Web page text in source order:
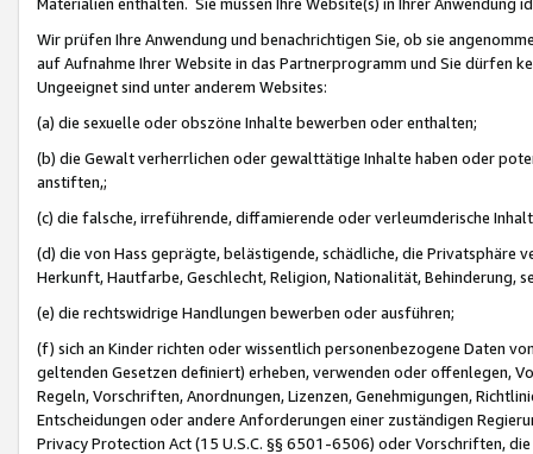
Wir prüfen Ihre Anwendung und benachrichtigen Sie, ob sie
auf Aufnahme Ihrer Website in das Partnerprogramm und Sie dürfen
Ungeeignet sind unter anderem Websites:
(a) die sexuelle oder obszöne Inhalte bewerben oder enthalten;
(b) die Gewalt verherrlichen oder gewalttätige Inhalte haben oder
anstiften,;
(c) die falsche, irreführende, diffamierende oder verleumderische
(d) die von Hass geprägte, belästigende, schädliche, die Privatsphäre
Herkunft, Hautfarbe, Geschlecht, Religion, Nationalität, Behinderung,
(e) die rechtswidrige Handlungen bewerben oder ausführen;
(f) sich an Kinder richten oder wissentlich personenbezogene Daten
geltenden Gesetzen definiert) erheben, verwenden oder offenlegen,
Regeln, Vorschriften, Anordnungen, Lizenzen, Genehmigungen,
Entscheidungen oder andere Anforderungen einer zuständigen
Privacy Protection Act (15 U.S.C. §§ 6501-6506) oder Vorschriften,